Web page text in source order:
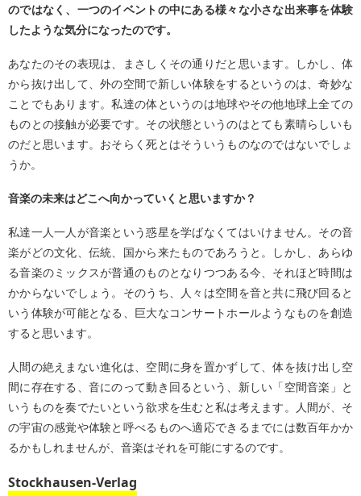
のではなく、一つのイベントの中にある様々な小さな出来事を体験
したような気分になったのです。
あなたのその表現は、まさしくその通りだと思います。しかし、体
から抜け出して、外の空間で新しい体験をするというのは、奇妙な
ことでもあります。私達の体というのは地球やその他地球上全ての
ものとの接触が必要です。その状態というのはとても素晴らしいも
のだと思います。おそらく死とはそういうものなのではないでしょ
うか。
音楽の未来はどこへ向かっていくと思いますか？
私達一人一人が音楽という惑星を学ばなくてはいけません。その音
楽がどの文化、伝統、国から来たものであろうと。しかし、あらゆ
る音楽のミックスが普通のものとなりつつある今、それほど時間は
かからないでしょう。そのうち、人々は空間を音と共に飛び回ると
いう体験が可能となる、巨大なコンサートホールようなものを創造
すると思います。
人間の絶えまない進化は、空間に身を置かずして、体を抜け出し空
間に存在する、音にのって動き回るという、新しい「空間音楽」と
いうものを奏でたいという欲求を生むと私は考えます。人間が、そ
の宇宙の感覚や体験と呼べるものへ適応できるまでには数百年かか
るかもしれませんが、音楽はそれを可能にするのです。
Stockhausen-Verlag